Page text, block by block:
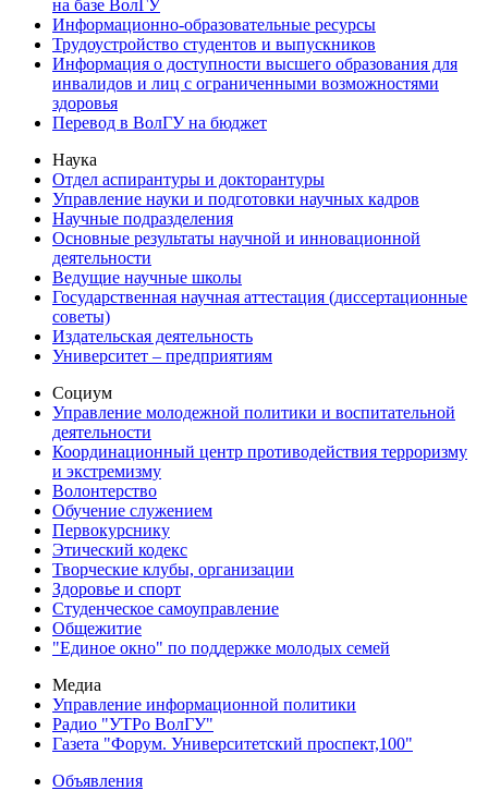
на базе ВолГУ
Информационно-образовательные ресурсы
Трудоустройство студентов и выпускников
Информация о доступности высшего образования для
инвалидов и лиц с ограниченными возможностями
здоровья
Перевод в ВолГУ на бюджет
Наука
Отдел аспирантуры и докторантуры
Управление науки и подготовки научных кадров
Научные подразделения
Основные результаты научной и инновационной
деятельности
Ведущие научные школы
Государственная научная аттестация (диссертационные
советы)
Издательская деятельность
Университет – предприятиям
Социум
Управление молодежной политики и воспитательной
деятельности
Координационный центр противодействия терроризму
и экстремизму
Волонтерство
Обучение служением
Первокурснику
Этический кодекс
Творческие клубы, организации
Здоровье и спорт
Студенческое самоуправление
Общежитие
"Единое окно" по поддержке молодых семей
Медиа
Управление информационной политики
Радио "УТРо ВолГУ"
Газета "Форум. Университетский проспект,100"
Объявления